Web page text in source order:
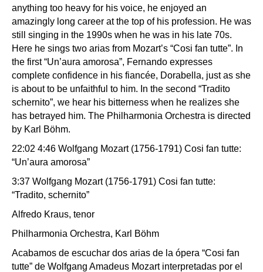
anything too heavy for his voice, he enjoyed an
amazingly long career at the top of his profession. He was
still singing in the 1990s when he was in his late 70s.
Here he sings two arias from Mozart’s “Cosi fan tutte”. In
the first “Un’aura amorosa”, Fernando expresses
complete confidence in his fiancée, Dorabella, just as she
is about to be unfaithful to him. In the second “Tradito
schernito”, we hear his bitterness when he realizes she
has betrayed him. The Philharmonia Orchestra is directed
by Karl Böhm.
22:02 4:46 Wolfgang Mozart (1756-1791) Cosi fan tutte:
“Un’aura amorosa”
3:37 Wolfgang Mozart (1756-1791) Cosi fan tutte:
“Tradito, schernito”
Alfredo Kraus, tenor
Philharmonia Orchestra, Karl Böhm
Acabamos de escuchar dos arias de la ópera “Cosi fan
tutte” de Wolfgang Amadeus Mozart interpretadas por el